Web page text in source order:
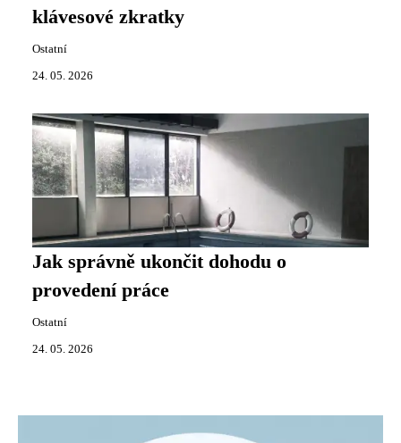
klávesové zkratky
Ostatní
24. 05. 2026
Jak správně ukončit dohodu o
provedení práce
Ostatní
24. 05. 2026